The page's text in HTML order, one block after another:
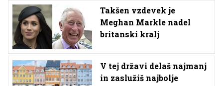
Takšen vzdevek je
Meghan Markle nadel
britanski kralj
V tej državi delaš najmanj
in zaslužiš najbolje